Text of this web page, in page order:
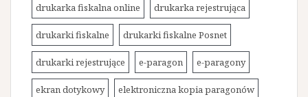
drukarka fiskalna online drukarka rejestrująca
drukarki fiskalne drukarki fiskalne Posnet
drukarki rejestrujące e-paragon e-paragony
ekran dotykowy elektroniczna kopia paragonów